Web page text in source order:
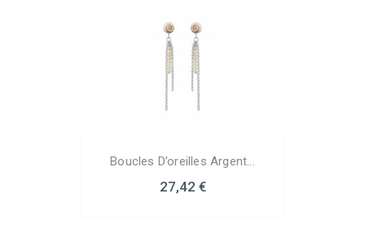
Boucles D’oreilles Argent...
27,42 €